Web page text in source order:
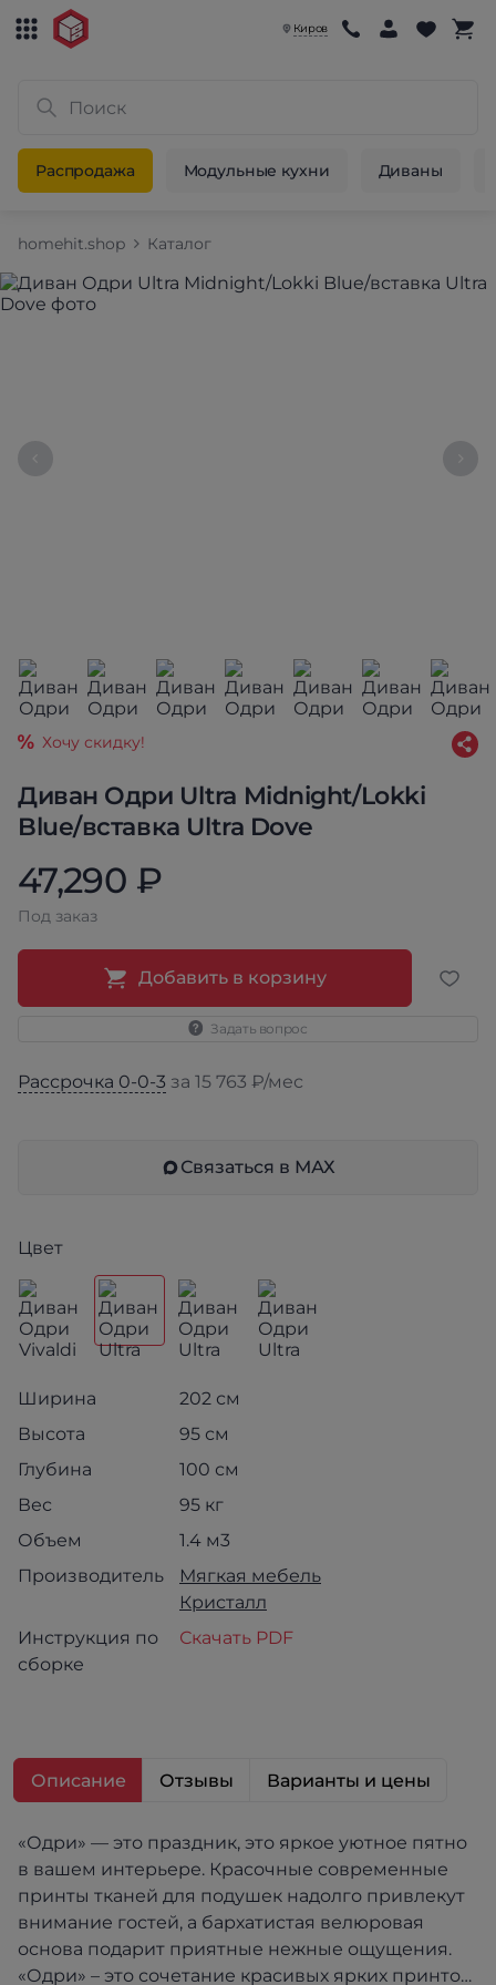
Киров
Распродажа Модульные кухни Диваны
homehit.shop Каталог
Диван Одри Ultra Midnight/Lokki
Blue/вставка Ultra Dove
Хочу скидку!
47,290 ₽
Под заказ
Добавить в корзину
Задать вопрос
Рассрочка 0-0-3 за 15 763 ₽/мес
Связаться в МАХ
Цвет
Ширина
202 см
Высота
95 см
Глубина
100 см
Вес
95 кг
Объем
1.4 м3
Производитель
Мягкая мебель
Кристалл
Инструкция по
сборке
Скачать PDF
Описание Отзывы Варианты и цены
«Одри» — это праздник, это яркое уютное пятно
в вашем интерьере. Красочные современные
принты тканей для подушек надолго привлекут
внимание гостей, а бархатистая велюровая
основа подарит приятные нежные ощущения.
«Одри» – это сочетание красивых ярких принтов